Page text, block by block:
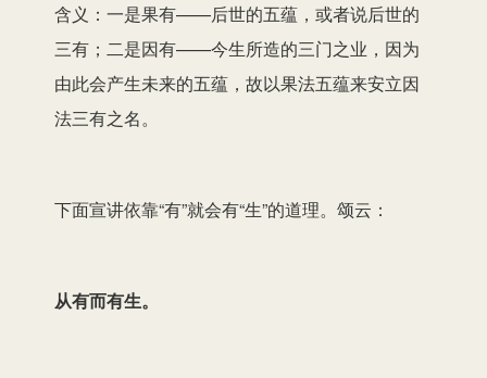
含义：一是果有——后世的五蕴，或者说后世的
三有；二是因有——今生所造的三门之业，因为
由此会产生未来的五蕴，故以果法五蕴来安立因
法三有之名。
下面宣讲依靠“有”就会有“生”的道理。颂云：
从有而有生。